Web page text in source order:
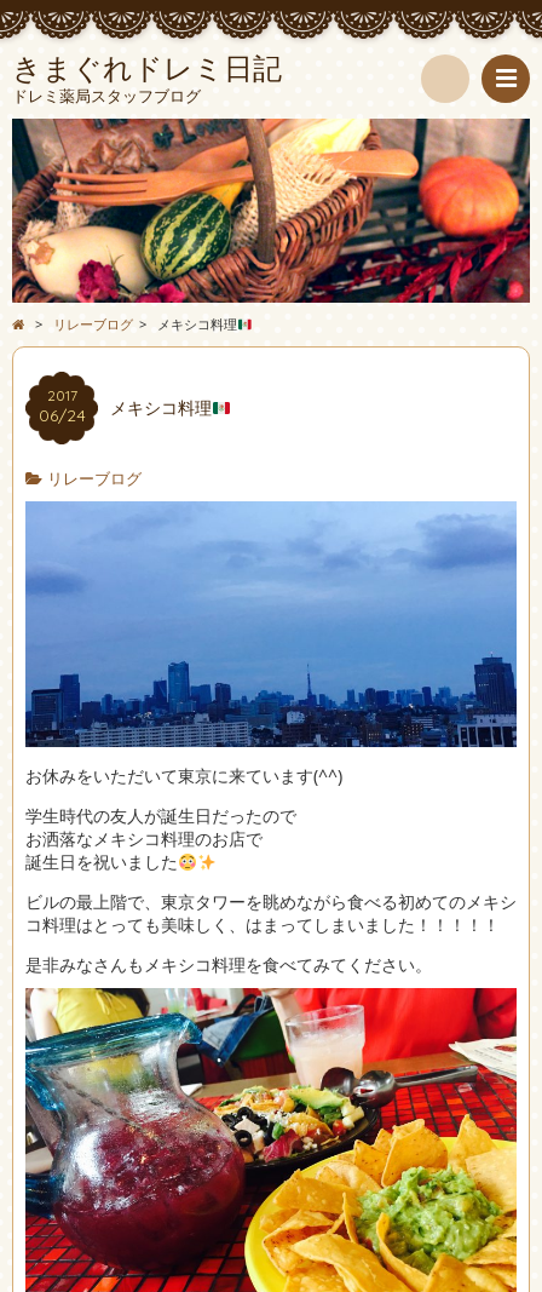
きまぐれドレミ日記
ドレミ薬局スタッフブログ
検
索
> リレーブログ > メキシコ料理
2017
06/24 メキシコ料理
リレーブログ
お休みをいただいて東京に来ています(^^)
学生時代の友人が誕生日だったので
お洒落なメキシコ料理のお店で
誕生日を祝いました
ビルの最上階で、東京タワーを眺めながら食べる初めてのメキシ
コ料理はとっても美味しく、はまってしまいました！！！！！
是非みなさんもメキシコ料理を食べてみてください。